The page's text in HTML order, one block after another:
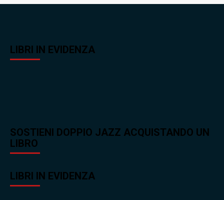
LIBRI IN EVIDENZA
SOSTIENI DOPPIO JAZZ ACQUISTANDO UN
LIBRO
LIBRI IN EVIDENZA